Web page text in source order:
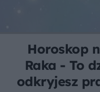
Horoskop
Raka - To
odkryjesz